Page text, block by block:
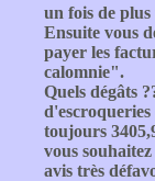
un fois de plus
Ensuite vous
payer les
calomnie".
Quels dégâts
d'escroqueries
toujours
vous
avis très